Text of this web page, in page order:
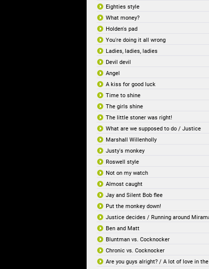
Eighties style
What money?
Holden's pad
You're doing it all wrong
Ladies, ladies, ladies
Devil devil
Angel
A kiss for good luck
Time to shine
The girls shine
The little stoner was right!
What are we supposed to do / Justice
Marshall Willenholly
Justy's monkey
Roswell style
Not on my watch
Almost caught
Jay and Silent Bob flee
Put the monkey down!
Justice decides / Running around
Ben and Matt
Bluntman vs. Cocknocker
Chronic vs. Cocknocker
Are you guys alright? / A lot of love in